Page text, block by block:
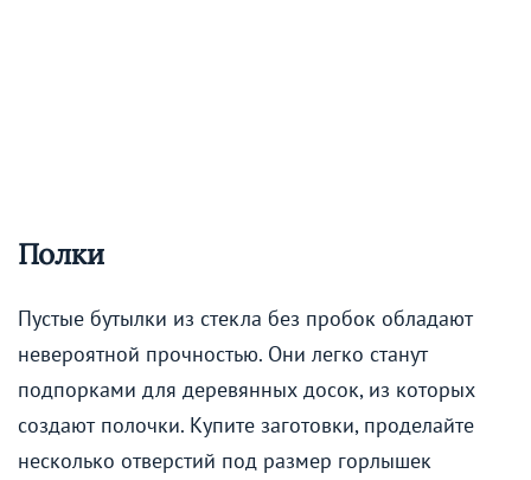
Полки
Пустые бутылки из стекла без пробок обладают
невероятной прочностью. Они легко станут
подпорками для деревянных досок, из которых
создают полочки. Купите заготовки, проделайте
несколько отверстий под размер горлышек